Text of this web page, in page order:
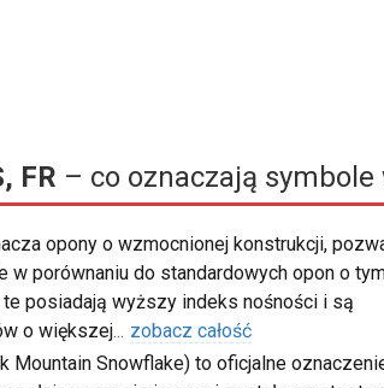
FR – co oznaczają
opony o wzmocnionej konstrukcji,
w porównaniu do standardowych opon o
posiadają wyższy indeks nośności i są
o większej... zobacz całość
Mountain Snowflake) to oficjalne